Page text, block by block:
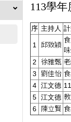
113學年
序 主持人
1 邱致穎
2 徐雅甄
3
劉佳怡
4 江文德
5 江文德
6
陳立賢